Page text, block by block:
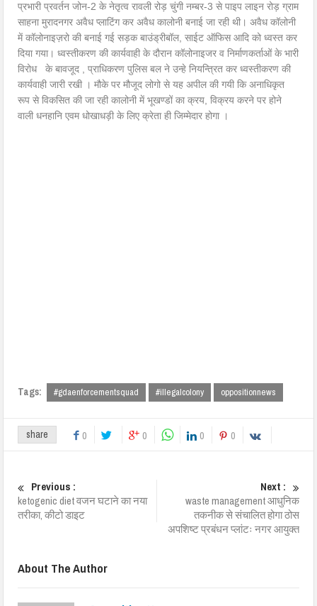
प्रभारी प्रवर्तन जोन-2 के नेतृत्व रावली रोड़ चुंगी नम्बर-3 से पाइप लाइन रोड़ ग्राम
साहना मुरादनगर अवैध प्लाटिंग कर अवैध कालोनी बनाई जा रही थी। अवैध कॉलोनी
में कॉलोनाइज़रो की बनाई गई सड़क बाउंड्रीबॉल, साईट ऑफिस आदि को ध्वस्त कर
दिया गया। ध्वस्तीकरण की कार्यवाही के दौरान कॉलोनाइजर व निर्माणकर्ताओं के भारी
विरोध के बावजूद , प्राधिकरण पुलिस बल ने उन्हे नियन्त्रित कर ध्वस्तीकरण की
कार्यवाही जारी रखी । मौके पर मौजूद लोगो से यह अपील की गयी कि अनाधिकृत
रूप से विकसित की जा रही कालोनी में भूखण्डों का क्रय, विक्रय करने पर होने
वाली धनहानि एवम धोखाधड़ी के लिए क्रेता ही जिम्मेदार होगा ।
Tags: #gdaenforcementsquad #illegalcolony oppositionnews
share 0 0 0 0
Previous :
ketogenic diet वजन घटाने का नया
तरीका, कीटो डाइट
Next :
waste management आधुनिक
तकनीक से संचालित होगा ठोस
अपशिष्ट प्रबंधन प्लांटः नगर आयुक्त
About The Author